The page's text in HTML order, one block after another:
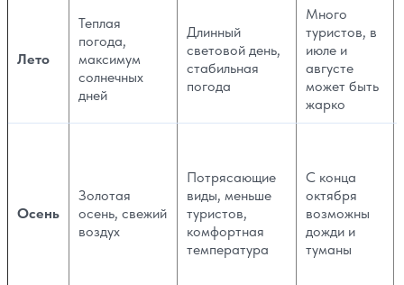
Лето
Теплая
погода,
максимум
солнечных
дней
Длинный
световой день,
стабильная
погода
Много
туристов, в
июле и
августе
может быть
жарко
Осень
Золотая
осень, свежий
воздух
Потрясающие
виды, меньше
туристов,
комфортная
температура
С конца
октября
возможны
дожди и
туманы